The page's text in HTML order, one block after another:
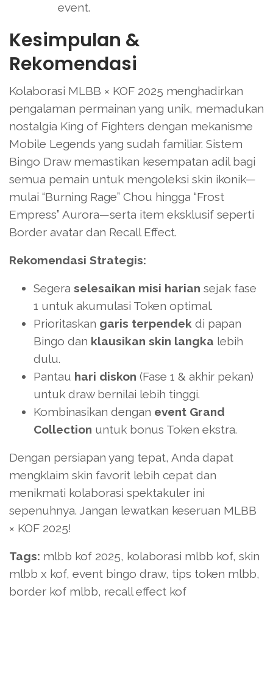
event.
Kesimpulan &
Rekomendasi
Kolaborasi MLBB × KOF 2025 menghadirkan
pengalaman permainan yang unik, memadukan
nostalgia King of Fighters dengan mekanisme
Mobile Legends yang sudah familiar. Sistem
Bingo Draw memastikan kesempatan adil bagi
semua pemain untuk mengoleksi skin ikonik—
mulai “Burning Rage” Chou hingga “Frost
Empress” Aurora—serta item eksklusif seperti
Border avatar dan Recall Effect.
Rekomendasi Strategis:
Segera selesaikan misi harian sejak fase
1 untuk akumulasi Token optimal.
Prioritaskan garis terpendek di papan
Bingo dan klausikan skin langka lebih
dulu.
Pantau hari diskon (Fase 1 & akhir pekan)
untuk draw bernilai lebih tinggi.
Kombinasikan dengan event Grand
Collection untuk bonus Token ekstra.
Dengan persiapan yang tepat, Anda dapat
mengklaim skin favorit lebih cepat dan
menikmati kolaborasi spektakuler ini
sepenuhnya. Jangan lewatkan keseruan MLBB
× KOF 2025!
Tags: mlbb kof 2025, kolaborasi mlbb kof, skin
mlbb x kof, event bingo draw, tips token mlbb,
border kof mlbb, recall effect kof